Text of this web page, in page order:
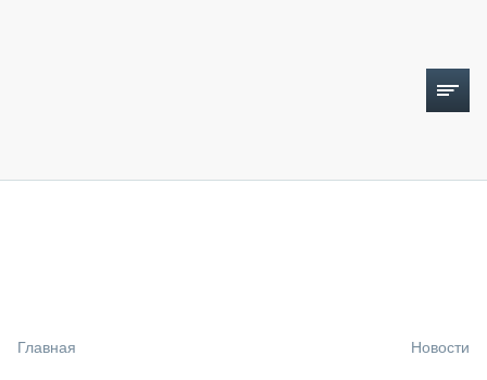
Главная Новости